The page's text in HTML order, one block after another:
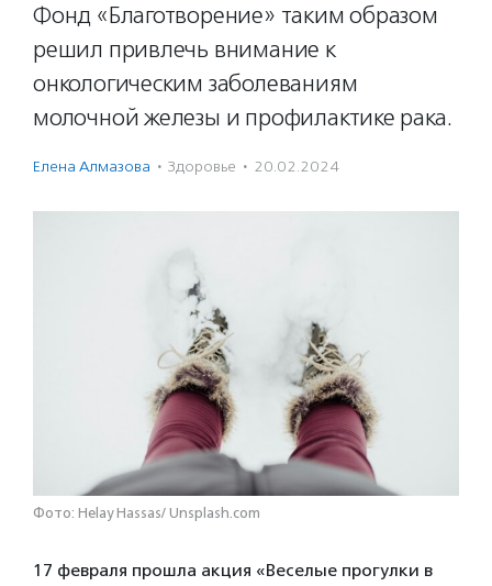
Фонд «Благотворение» таким образом
решил привлечь внимание к
онкологическим заболеваниям
молочной железы и профилактике рака.
Елена Алмазова · Здоровье · 20.02.2024
Фото: Helay Hassas/ Unsplash.com
17 февраля прошла акция «Веселые прогулки в